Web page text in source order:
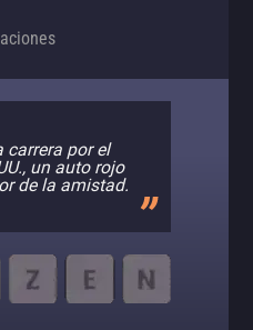
carrera por el
un auto rojo
de la amistad.